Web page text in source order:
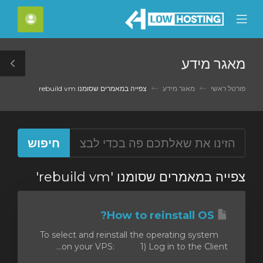
Mobile
Menu
מאגר מידע
פורטל ראשי מאגר מידע צפייה במאמרים שסומנו rebuild vm
צפייה במאמרים שסומנו 'rebuild vm'
To select and reinstall the operating system
on your VPS: 1) Log in to the Client...